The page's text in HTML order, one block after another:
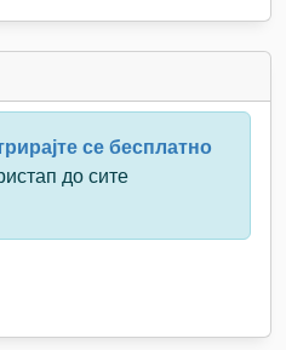
се бесплатно
до сите